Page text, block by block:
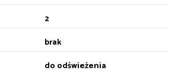
2
brak
do odświeżenia